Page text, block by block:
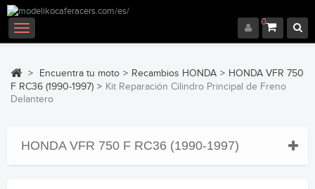
0
Navegación
Toggle
> Encuentra tu moto > Recambios HONDA > HONDA VFR 750
F RC36 (1990-1997) > Kit Reparación Cilindro Principal de Freno
Delantero
HONDA VFR 750 F RC36 (1990-1997)